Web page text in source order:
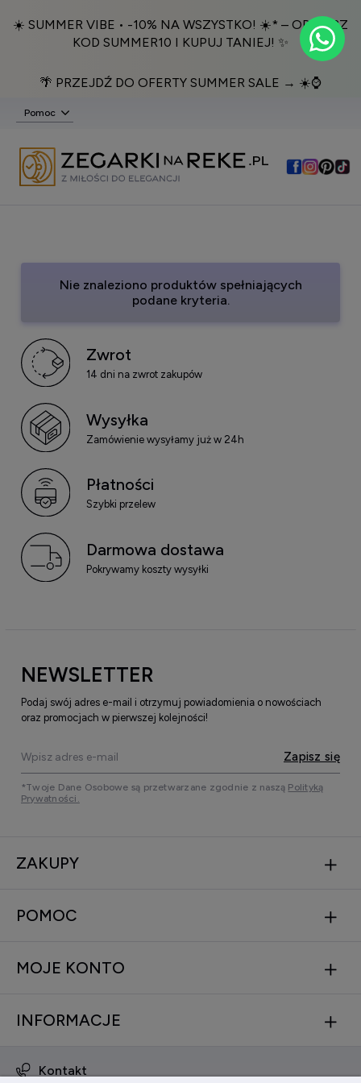
☀️ SUMMER VIBE • -10% NA WSZYSTKO! ☀️* – ODBIERZ
KOD SUMMER10 I KUPUJ TANIEJ! ✨
🌴 PRZEJDŹ DO OFERTY SUMMER SALE → ☀️⌚️
Pomoc
Nie znaleziono produktów spełniających
podane kryteria.
Zwrot
14 dni na zwrot zakupów
Wysyłka
Zamówienie wysyłamy już w 24h
Płatności
Szybki przelew
Darmowa dostawa
Pokrywamy koszty wysyłki
NEWSLETTER
Podaj swój adres e-mail i otrzymuj powiadomienia o nowościach
oraz promocjach w pierwszej kolejności!
Zapisz się
*Twoje Dane Osobowe są przetwarzane zgodnie z naszą Polityką
Prywatności.
ZAKUPY
POMOC
MOJE KONTO
INFORMACJE
Kontakt